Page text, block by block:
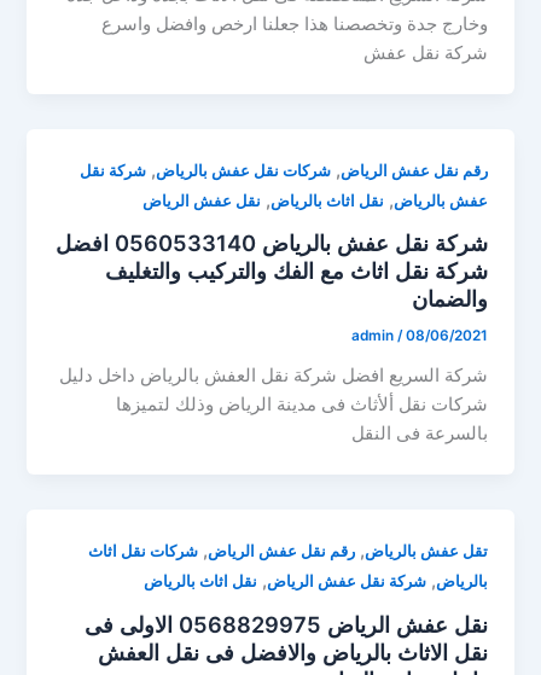
وخارج جدة وتخصصنا هذا جعلنا ارخص وافضل واسرع
شركة نقل عفش
رقم نقل عفش الرياض,شركات نقل عفش بالرياض,شركة نقل
عفش بالرياض, نقل اثاث بالرياض, نقل عفش الرياض
شركة نقل عفش بالرياض 0560533140 افضل
شركة نقل اثاث مع الفك والتركيب والتغليف
والضمان
admin /08/06/2021
شركة السريع افضل شركة نقل العفش بالرياض داخل دليل
شركات نقل ألأثاث فى مدينة الرياض وذلك لتميزها
بالسرعة فى النقل
تقل عفش بالرياض,رقم نقل عفش الرياض,شركات نقل اثاث
بالرياض,شركة نقل عفش الرياض, نقل اثاث بالرياض
نقل عفش الرياض 0568829975 الاولى فى
نقل الاثاث بالرياض والافضل فى نقل العفش